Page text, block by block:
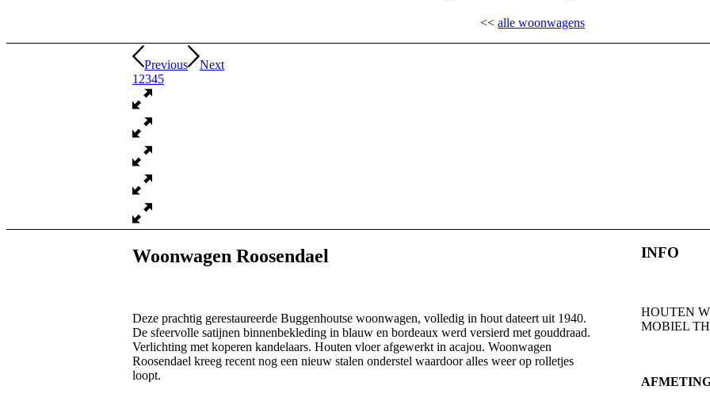
<< alle woonwagens
Previous
Next
1 2345
Woonwagen Roosendael
Deze prachtig gerestaureerde Buggenhoutse woonwagen, volledig in hout dateert uit 1940.
De sfeervolle satijnen binnenbekleding in blauw en bordeaux werd versierd met gouddraad.
Verlichting met koperen kandelaars. Houten vloer afgewerkt in acajou. Woonwagen
Roosendael kreeg recent nog een nieuw stalen onderstel waardoor alles weer op rolletjes
loopt.
INFO
HOUTEN
MOBIEL